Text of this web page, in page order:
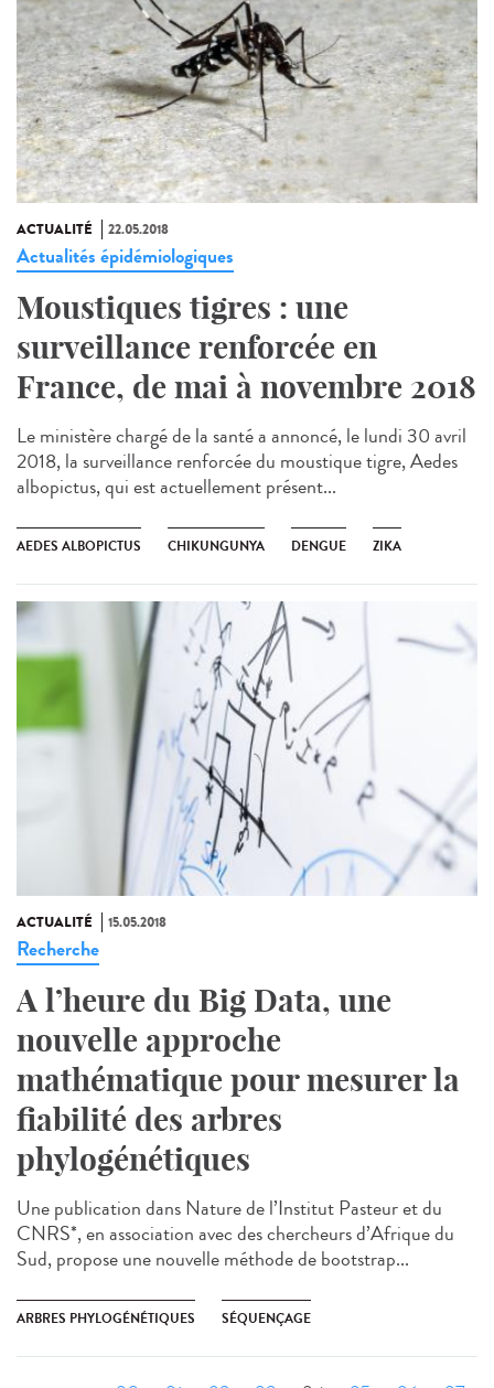
ACTUALITÉ 22.05.2018
Actualités épidémiologiques
Moustiques tigres : une
surveillance renforcée en
France, de mai à novembre 2018
Le ministère chargé de la santé a annoncé, le lundi 30 avril
2018, la surveillance renforcée du moustique tigre, Aedes
albopictus, qui est actuellement présent...
AEDES ALBOPICTUS CHIKUNGUNYA DENGUE ZIKA
ACTUALITÉ 15.05.2018
Recherche
A l’heure du Big Data, une
nouvelle approche
mathématique pour mesurer la
fiabilité des arbres
phylogénétiques
Une publication dans Nature de l’Institut Pasteur et du
CNRS*, en association avec des chercheurs d’Afrique du
Sud, propose une nouvelle méthode de bootstrap...
ARBRES PHYLOGÉNÉTIQUES SÉQUENÇAGE